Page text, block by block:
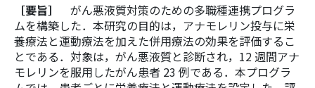
［要旨］
がん悪液質対策のための多職種連携プログラ
ムを構築した．本研究の目的は，アナモレリン投与に栄
養療法と運動療法を加えた併用療法の効果を評価するこ
とである．対象は，がん悪液質と診断され，12 週間アナ
モレリンを服用したがん患者 23 例である．本プログラ